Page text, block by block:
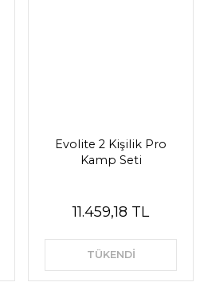
Evolite 2 Kişilik Pro
Kamp Seti
11.459,18 TL
TÜKENDİ